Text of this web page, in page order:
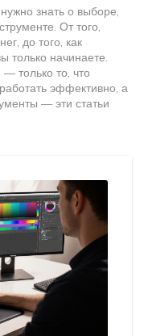
знать о выборе,
От того,
до того, как
только начинаете.
только то, что
эффективно, а
— эти статьи